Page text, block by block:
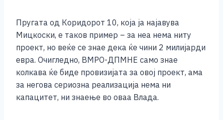
Пругата од Коридорот 10, која ја најавува
Мицкоски, е таков пример – за неа нема ниту
проект, но веќе се знае дека ќе чини 2 милијарди
евра. Очигледно, ВМРО-ДПМНЕ само знае
колкава ќе биде провизијата за овој проект, ама
за негова сериозна реализација нема ни
капацитет, ни знаење во оваа Влада.